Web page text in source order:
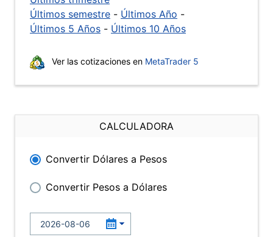
Últimos semestre - Últimos Año -
Últimos 5 Años - Últimos 10 Años
Ver las cotizaciones en MetaTrader 5
CALCULADORA
Convertir Dólares a Pesos
Convertir Pesos a Dólares